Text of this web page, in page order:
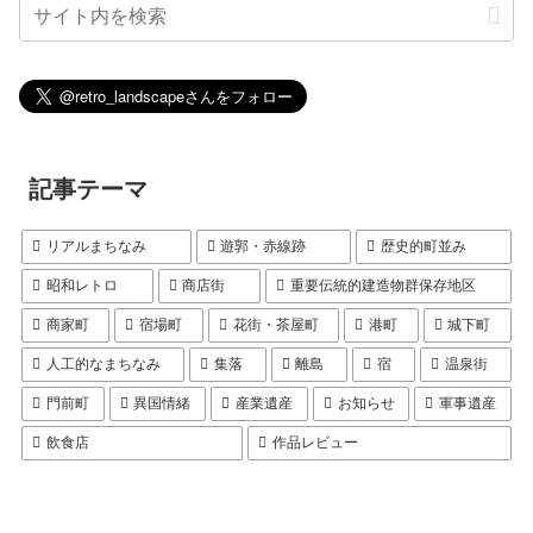
記事テーマ
リアルまちなみ 遊郭・赤線跡 歴史的町並み
昭和レトロ 商店街 重要伝統的建造物群保存地区
商家町 宿場町 花街・茶屋町 港町 城下町
人工的なまちなみ 集落 離島 宿 温泉街
門前町 異国情緒 産業遺産 お知らせ 軍事遺産
飲食店 作品レビュー